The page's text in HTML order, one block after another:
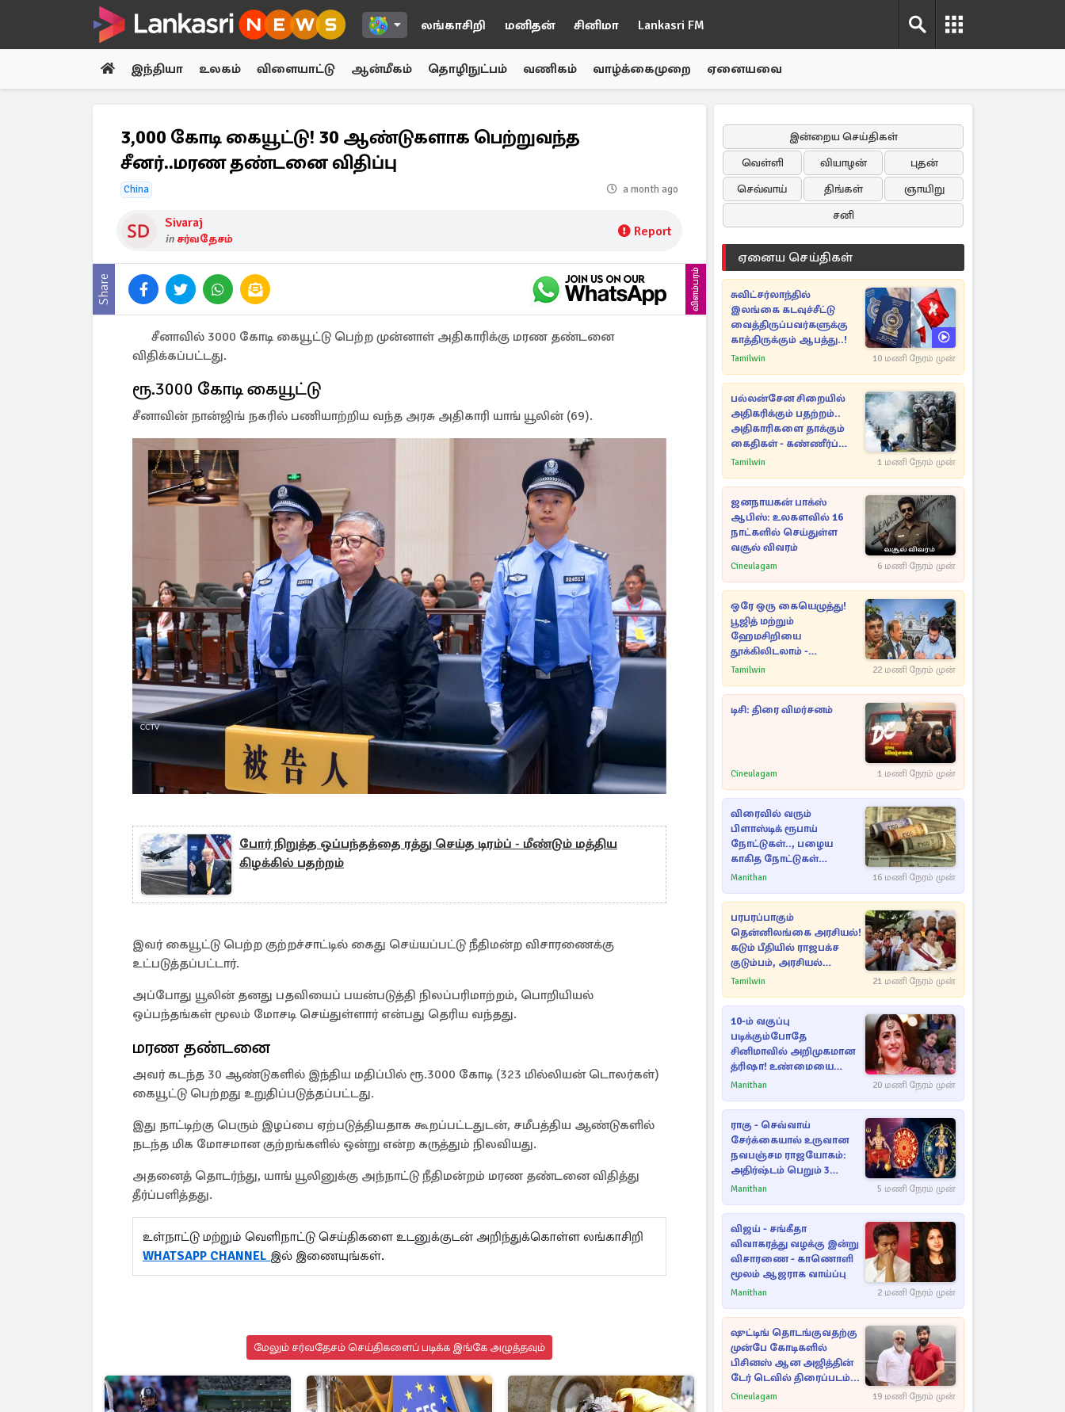
லங்காசிறி மனிதன் சினிமா Lankasri FM
இந்தியா உலகம் விளையாட்டு ஆன்மீகம் தொழிநுட்பம் வணிகம் வாழ்க்கைமுறை ஏனையவை
3,000 கோடி கையூட்டு! 30 ஆண்டுகளாக பெற்றுவந்த
சீனர்..மரண தண்டனை விதிப்பு
China a month ago
Sivaraj
in சர்வதேசம் Report
Share விளம்பரம்
சீனாவில் 3000 கோடி கையூட்டு பெற்ற முன்னாள் அதிகாரிக்கு மரண தண்டனை
விதிக்கப்பட்டது.
ரூ.3000 கோடி கையூட்டு
சீனாவின் நான்ஜிங் நகரில் பணியாற்றிய வந்த அரசு அதிகாரி யாங் யூலின் (69).
போர் நிறுத்த ஒப்பந்தத்தை ரத்து செய்த டிரம்ப் - மீண்டும் மத்திய
கிழக்கில் பதற்றம்
இவர் கையூட்டு பெற்ற குற்றச்சாட்டில் கைது செய்யப்பட்டு நீதிமன்ற விசாரணைக்கு
உட்படுத்தப்பட்டார்.
அப்போது யூலின் தனது பதவியைப் பயன்படுத்தி நிலப்பரிமாற்றம், பொறியியல்
ஒப்பந்தங்கள் மூலம் மோசடி செய்துள்ளார் என்பது தெரிய வந்தது.
மரண தண்டனை
அவர் கடந்த 30 ஆண்டுகளில் இந்திய மதிப்பில் ரூ.3000 கோடி (323 மில்லியன் டொலர்கள்)
கையூட்டு பெற்றது உறுதிப்படுத்தப்பட்டது.
இது நாட்டிற்கு பெரும் இழப்பை ஏற்படுத்தியதாக கூறப்பட்டதுடன், சமீபத்திய ஆண்டுகளில்
நடந்த மிக மோசமான குற்றங்களில் ஒன்று என்ற கருத்தும் நிலவியது.
அதனைத் தொடர்ந்து, யாங் யூலினுக்கு அந்நாட்டு நீதிமன்றம் மரண தண்டனை விதித்து
தீர்ப்பளித்தது.
உள்நாட்டு மற்றும் வெளிநாட்டு செய்திகளை உடனுக்குடன் அறிந்துக்கொள்ள லங்காசிறி
WHATSAPP CHANNEL இல் இணையுங்கள்.
மேலும் சர்வதேசம் செய்திகளைப் படிக்க இங்கே அழுத்தவும்
இன்றைய செய்திகள்
வெள்ளி
வியாழன்
புதன்
செவ்வாய்
திங்கள்
ஞாயிறு
சனி
ஏனைய செய்திகள்
சுவிட்சர்லாந்தில்
இலங்கை கடவுச்சீட்டு
வைத்திருப்பவர்களுக்கு
காத்திருக்கும் ஆபத்து..!
Tamilwin 10 மணி நேரம் முன்
பல்லன்சேன சிறையில்
அதிகரிக்கும் பதற்றம்..
அதிகாரிகளை தாக்கும்
கைதிகள் - கண்ணீர்ப்
புகை பிரயோகம்
Tamilwin 1 மணி நேரம் முன்
ஜனநாயகன் பாக்ஸ்
ஆபிஸ்: உலகளவில் 16
நாட்களில் செய்துள்ள
வசூல் விவரம்
Cineulagam 6 மணி நேரம் முன்
ஒரே ஒரு கையெழுத்து!
பூஜித் மற்றும்
ஹேமசிறியை
தூக்கிலிடலாம் -
அநுரவுக்குச் சென்ற
Tamilwin 22 மணி நேரம் முன்
டிசி: திரை விமர்சனம்
Cineulagam 1 மணி நேரம் முன்
விரைவில் வரும்
பிளாஸ்டிக் ரூபாய்
நோட்டுகள்.., பழைய
காகித நோட்டுகள்
செல்லுமா?
Manithan 16 மணி நேரம் முன்
பரபரப்பாகும்
தென்னிலங்கை அரசியல்!
கடும் பீதியில் ராஜபக்ச
குடும்பம், அரசியல்
நட்புகள்
Tamilwin 21 மணி நேரம் முன்
10-ம் வகுப்பு
படிக்கும்போதே
சினிமாவில் அறிமுகமான
த்ரிஷா! உண்மையை
பகிர்ந்த இயக்குநர் பிரவீன்
Manithan 20 மணி நேரம் முன்
ராகு - செவ்வாய்
சேர்க்கையால் உருவான
நவபஞ்சம ராஜயோகம்:
அதிர்ஷ்டம் பெறும் 3
ராசிகள்!
Manithan 5 மணி நேரம் முன்
விஜய் - சங்கீதா
விவாகரத்து வழக்கு இன்று
விசாரணை - காணொளி
மூலம் ஆஜராக வாய்ப்பு
Manithan 2 மணி நேரம் முன்
ஷுட்டிங் தொடங்குவதற்கு
முன்பே கோடிகளில்
பிசினஸ் ஆன அஜித்தின்
டேர் டெவில் திரைப்படம்...
Cineulagam 19 மணி நேரம் முன்